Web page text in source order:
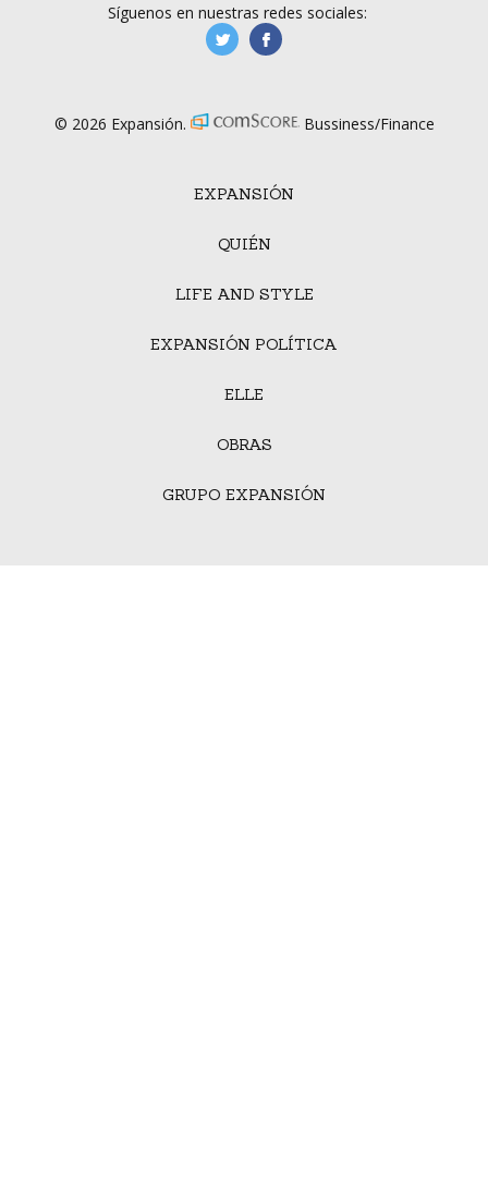
EXPANSIÓN
QUIÉN
LIFE AND STYLE
EXPANSIÓN POLÍTICA
ELLE
OBRAS
GRUPO EXPANSIÓN
Síguenos en nuestras redes sociales:
manufacturaGE
© 2026 Expansión. Bussiness/Finance